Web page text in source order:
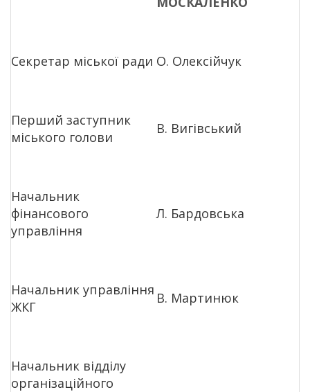
Секретар міської ради О. Олексійчук
Перший заступник
міського голови
В. Вигівський
Начальник
фінансового
управління
Л. Бардовська
Начальник управління
ЖКГ
В. Мартинюк
Начальник відділу
організаційного